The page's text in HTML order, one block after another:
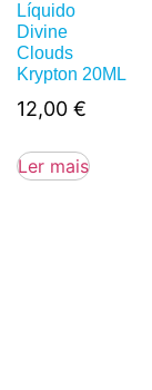
Líquido
Divine
Clouds
Krypton 20ML
12,00 €
Ler mais